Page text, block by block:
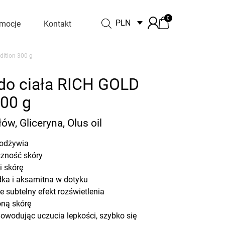
Kontakt PLN
0
300 g
ciała RICH GOLD
g
Gliceryna, Olus oil
skóry
skórę
i aksamitna w dotyku
subtelny efekt rozświetlenia
skórę
uczucia lepkości, szybko się